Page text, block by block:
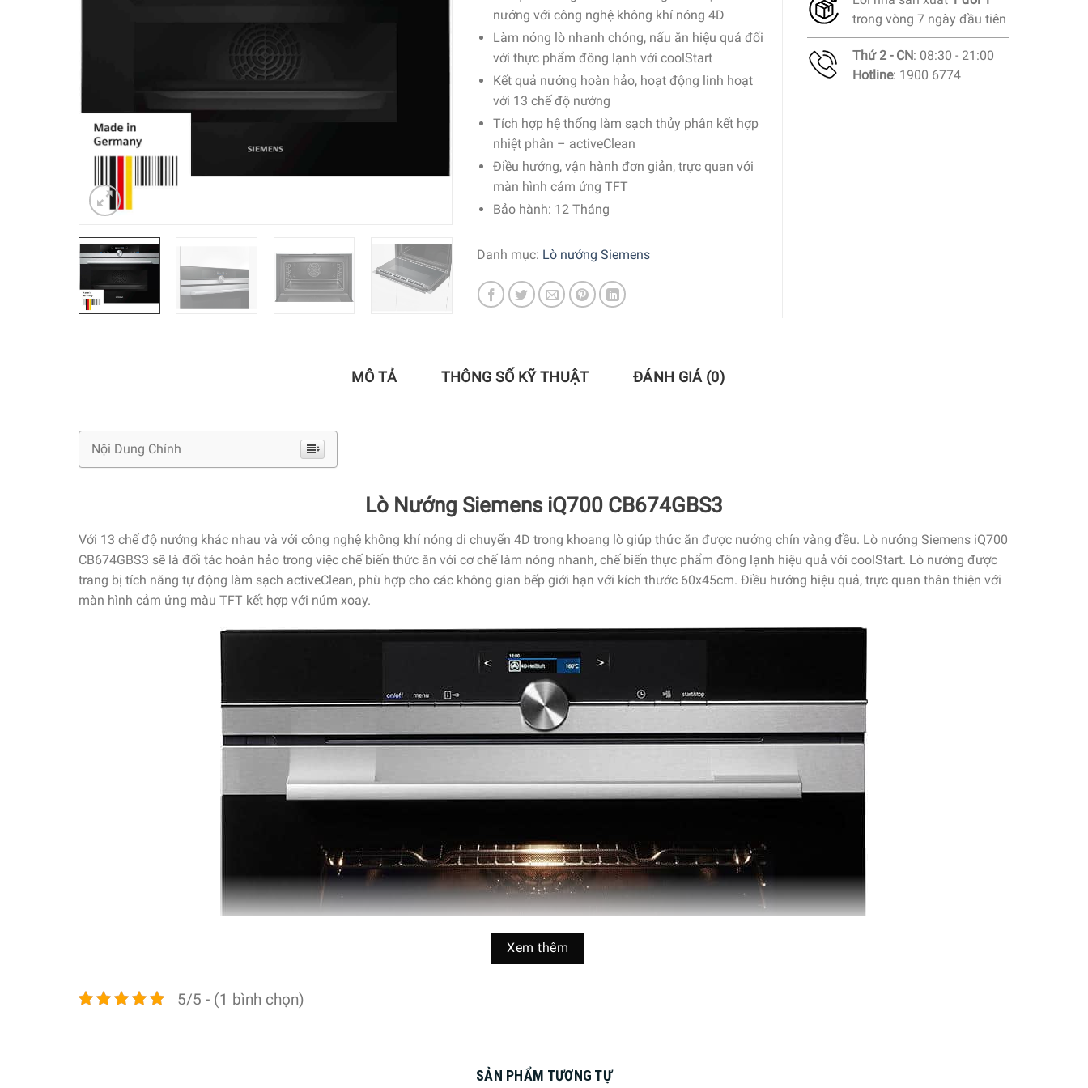
nướng với công nghệ không khí nóng 4D
Làm nóng lò nhanh chóng, nấu ăn hiệu quả đối
với thực phẩm đông lạnh với coolStart
Kết quả nướng hoàn hảo, hoạt động linh hoạt
với 13 chế độ nướng
Tích hợp hệ thống làm sạch thủy phân kết hợp
nhiệt phân – activeClean
Điều hướng, vận hành đơn giản, trực quan với
màn hình cảm ứng TFT
Bảo hành: 12 Tháng
Danh mục: Lò nướng Siemens
trong vòng 7 ngày đầu tiên
Thứ 2 - CN: 08:30 - 21:00
Hotline: 1900 6774
MÔ TẢ THÔNG SỐ KỸ THUẬT ĐÁNH GIÁ (0)
Nội Dung Chính
Lò Nướng Siemens iQ700 CB674GBS3
Với 13 chế độ nướng khác nhau và với công nghệ không khí nóng di chuyển 4D trong khoang lò giúp thức ăn được nướng chín vàng đều. Lò nướng Siemens iQ700
CB674GBS3 sẽ là đối tác hoàn hảo trong việc chế biến thức ăn với cơ chế làm nóng nhanh, chế biến thực phẩm đông lạnh hiệu quả với coolStart. Lò nướng được
trang bị tích năng tự động làm sạch activeClean, phù hợp cho các không gian bếp giới hạn với kích thước 60x45cm. Điều hướng hiệu quả, trực quan thân thiện với
màn hình cảm ứng màu TFT kết hợp với núm xoay.
Xem thêm
5/5 - (1 bình chọn)
SẢN PHẨM TƯƠNG TỰ